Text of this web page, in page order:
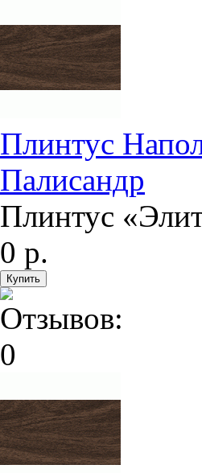
Плинтус
Палисандр
Плинтус
0 р.